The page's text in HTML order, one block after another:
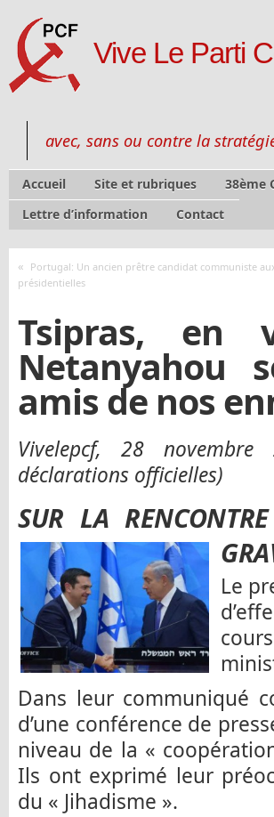
Vive Le Parti
avec, sans ou contre la
Accueil Site et rubriques 38ème
Lettre d’information
Contact
« Portugal: Un ancien prêtre candidat communiste
présidentielles
Tsipras, en
Netanyahou
amis de nos
Vivelepcf, 28
déclarations officielles)
SUR LA
Le
Dans leur communiqué
d’une conférence de
niveau de la «
Ils ont exprimé leur
du « Jihadisme ».